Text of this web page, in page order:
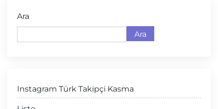
Ara
Ara
Instagram Türk Takipçi Kasma